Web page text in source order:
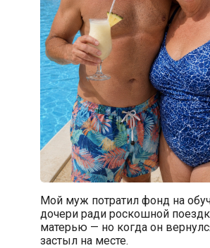
Мой муж потратил фонд на
дочери ради роскошной
матерью — но когда он
застыл на месте.